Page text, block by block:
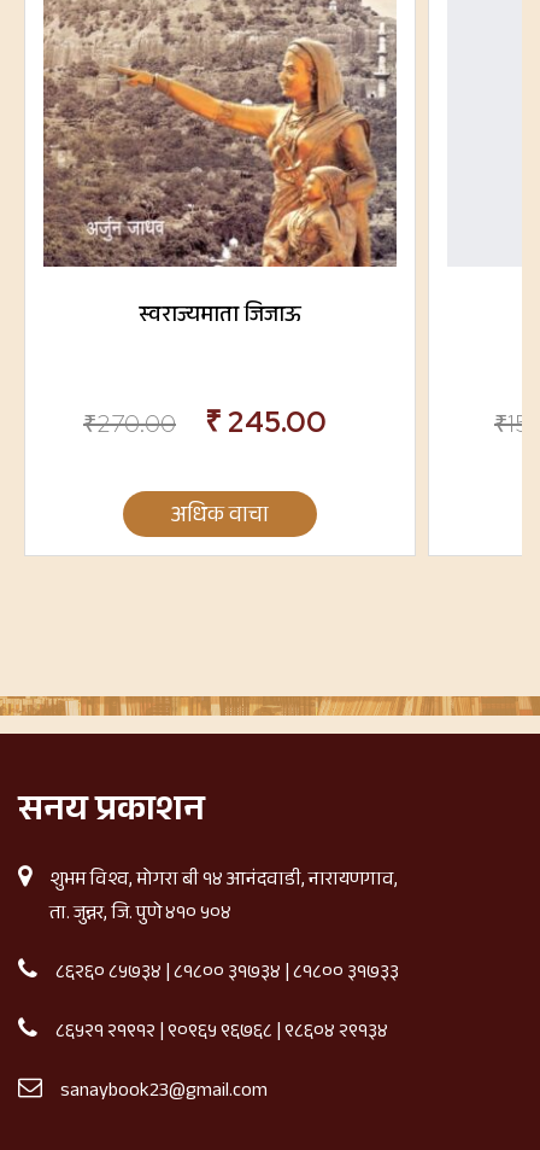
स्वराज्यमाता जिजाऊ
₹270.00 ₹245.00
अधिक वाचा
₹
सनय प्रकाशन
शुभम विश्व, मोगरा बी १४ आनंदवाडी, नारायणगाव,
ता. जुन्नर, जि. पुणे ४१० ५०४
८६२६० ८५७३४|८१८०० ३१७३४|८१८०० ३१७३३
८६५२१ २१९१२|९०९६५ ९६७६८|९८६०४ २९१३४
sanaybook23@gmail.com